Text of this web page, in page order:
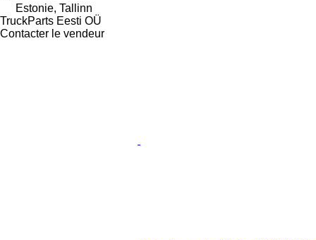
Estonie, Tallinn
TruckParts Eesti OÜ
Contacter le vendeur